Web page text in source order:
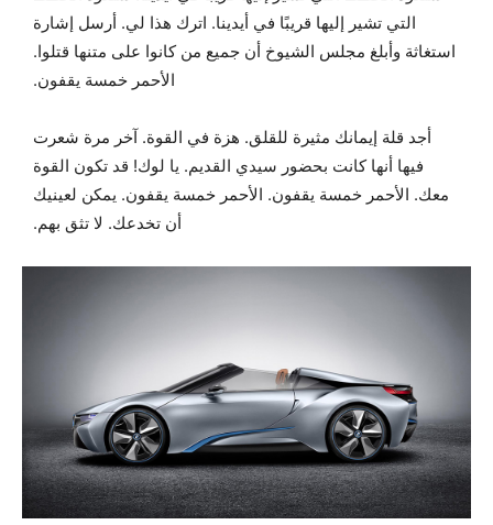
التي تشير إليها قريبًا في أيدينا. اترك هذا لي. أرسل إشارة
استغاثة وأبلغ مجلس الشيوخ أن جميع من كانوا على متنها قتلوا.
الأحمر خمسة يقفون.
أجد قلة إيمانك مثيرة للقلق. هزة في القوة. آخر مرة شعرت
فيها أنها كانت بحضور سيدي القديم. يا لوك! قد تكون القوة
معك. الأحمر خمسة يقفون. الأحمر خمسة يقفون. يمكن لعينيك
أن تخدعك. لا تثق بهم.